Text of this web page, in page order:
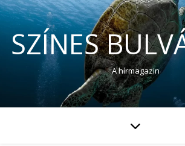
SZÍNES
A hírmagazin